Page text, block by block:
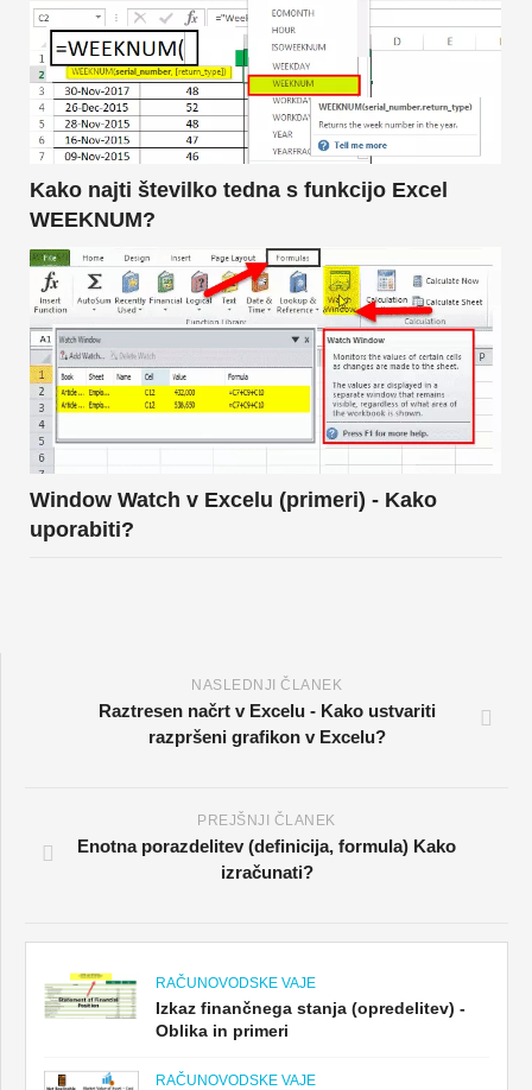
Kako najti številko tedna s funkcijo Excel
WEEKNUM?
Window Watch v Excelu (primeri) - Kako
uporabiti?
NASLEDNJI ČLANEK
Raztresen načrt v Excelu - Kako ustvariti
razpršeni grafikon v Excelu?
PREJŠNJI ČLANEK
Enotna porazdelitev (definicija, formula) Kako
izračunati?
RAČUNOVODSKE VAJE
Izkaz finančnega stanja (opredelitev) -
Oblika in primeri
RAČUNOVODSKE VAJE